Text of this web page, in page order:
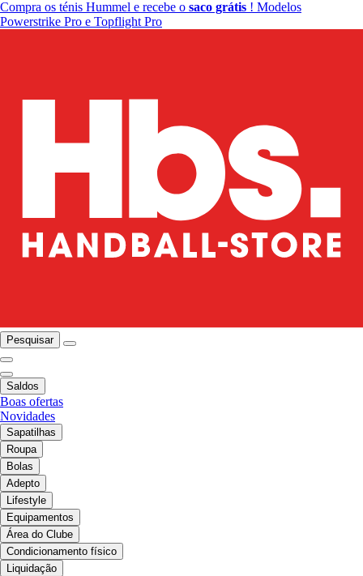
Compra os ténis Hummel e recebe o saco grátis ! Modelos
Powerstrike Pro e Topflight Pro
Pesquisar
Saldos
Boas ofertas
Novidades
Sapatilhas
Roupa
Bolas
Adepto
Lifestyle
Equipamentos
Área do Clube
Condicionamento físico
Liquidação